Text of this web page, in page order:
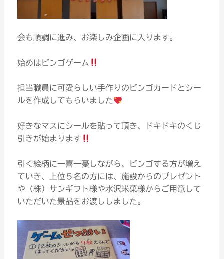
会も順調に進み、お楽しみ企画に入ります。
始めはビンゴゲーム
担当職員に可愛らしい手作りのビンゴカードとシー
ルを作成してもらいました
好きなマスにシールを貼って頂き、ドキドキのくじ
引きが始まります
引く絵柄に一喜一憂しながら、ビンゴする方が増え
ていき、上位５名の方には、施設からのプレゼント
や（株）サンギフト様や水沢米菓様からご用意して
いただいた景品をお渡ししました。